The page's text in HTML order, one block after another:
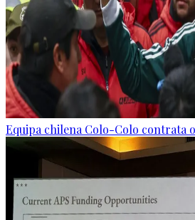
Equipa chilena Colo-Colo contrata